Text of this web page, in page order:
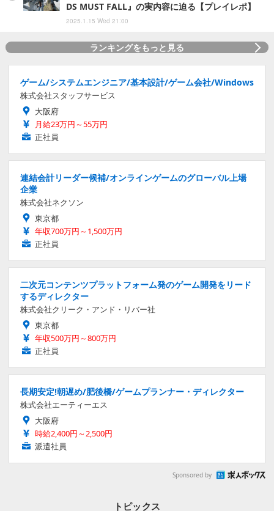
DS MUST FALL』の実内容に迫る【プレイレポ】
2025.1.15 Wed 21:00
ランキングをもっと見る
ゲーム/システムエンジニア/基本設計/ゲーム会社/Windows
株式会社スタッフサービス
大阪府
月給23万円～55万円
正社員
連結会計リーダー候補/オンラインゲームのグローバル上場
企業
株式会社ネクソン
東京都
年収700万円～1,500万円
正社員
二次元コンテンツプラットフォーム発のゲーム開発をリード
するディレクター
株式会社クリーク・アンド・リバー社
東京都
年収500万円～800万円
正社員
長期安定!朝遅め/肥後橋/ゲームプランナー・ディレクター
株式会社エーティーエス
大阪府
時給2,400円～2,500円
派遣社員
Sponsored by
トピックス